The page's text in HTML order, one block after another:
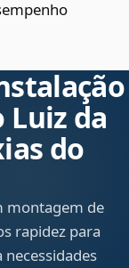
Luiz da
do
montagem de
rapidez para